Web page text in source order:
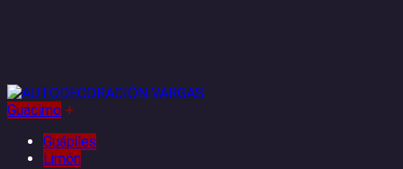
Guácimo +
Guápiles
Limón